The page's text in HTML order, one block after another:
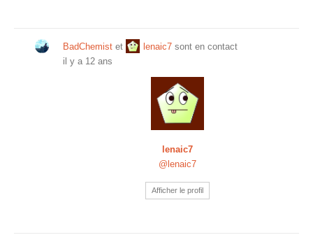
BadChemist et lenaic7 sont en contact
il y a 12 ans
lenaic7
@lenaic7
Afficher le profil